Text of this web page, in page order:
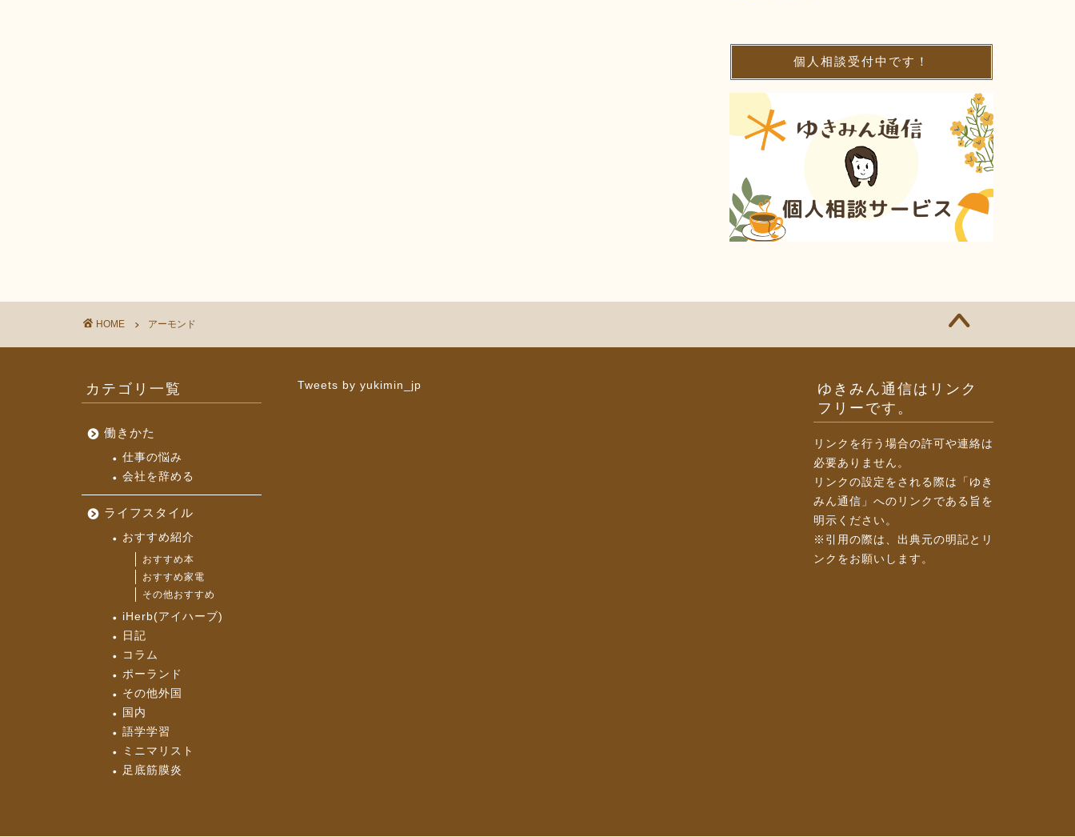
個人相談受付中です！
HOME アーモンド
カテゴリ一覧
働きかた
仕事の悩み
会社を辞める
ライフスタイル
おすすめ紹介
おすすめ本
おすすめ家電
その他おすすめ
iHerb(アイハーブ)
日記
コラム
ポーランド
その他外国
国内
語学学習
ミニマリスト
足底筋膜炎
Tweets by yukimin_jp
ゆきみん通信はリンク
フリーです。
リンクを行う場合の許可や連絡は
必要ありません。
リンクの設定をされる際は「ゆき
みん通信」へのリンクである旨を
明示ください。
※引用の際は、出典元の明記とリ
ンクをお願いします。